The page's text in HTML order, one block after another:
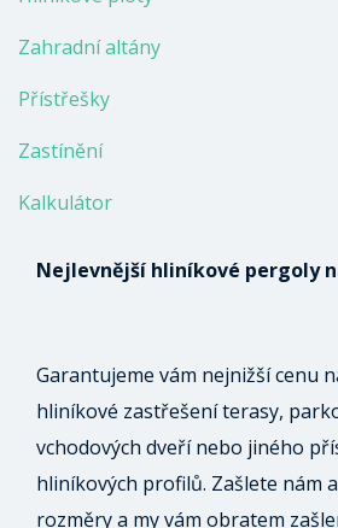
Zahradní altány
Přístřešky
Zastínění
Kalkulátor
Nejlevnější hliníkové pergoly
Garantujeme vám nejnižší cenu
hliníkové zastřešení terasy,
vchodových dveří nebo jiného
hliníkových profilů. Zašlete nám
rozměry a my vám obratem